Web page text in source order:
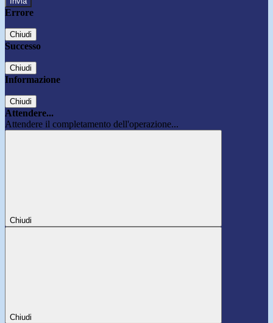
Errore
Chiudi
Successo
Chiudi
Informazione
Chiudi
Attendere...
Attendere il completamento dell'operazione...
Chiudi
Chiudi